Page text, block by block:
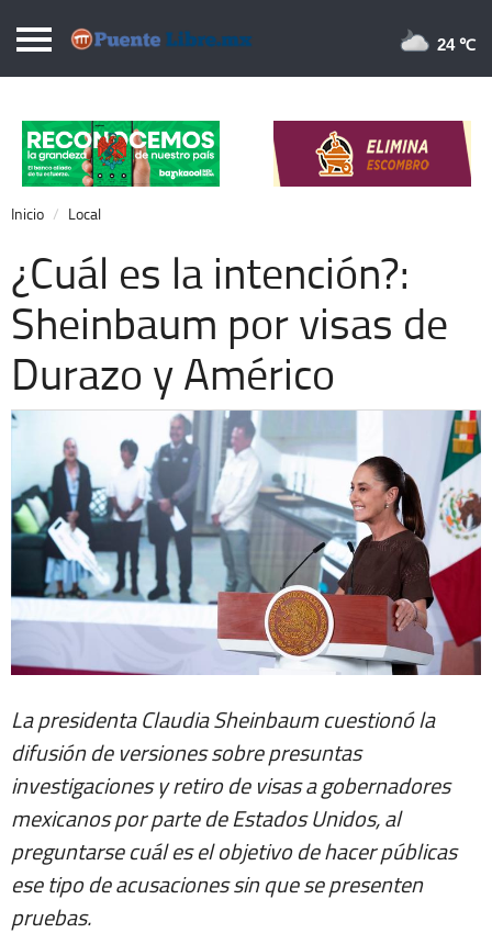
Puentelibre.mx
Local
Nacional
Opinión
Cronos
Economía
Espectáculos
Extra +
24 ℃
Inicio Local
¿Cuál es la intención?:
Sheinbaum por visas de
Durazo y Américo
La presidenta Claudia Sheinbaum cuestionó la
difusión de versiones sobre presuntas
investigaciones y retiro de visas a gobernadores
mexicanos por parte de Estados Unidos, al
preguntarse cuál es el objetivo de hacer públicas
ese tipo de acusaciones sin que se presenten
pruebas.